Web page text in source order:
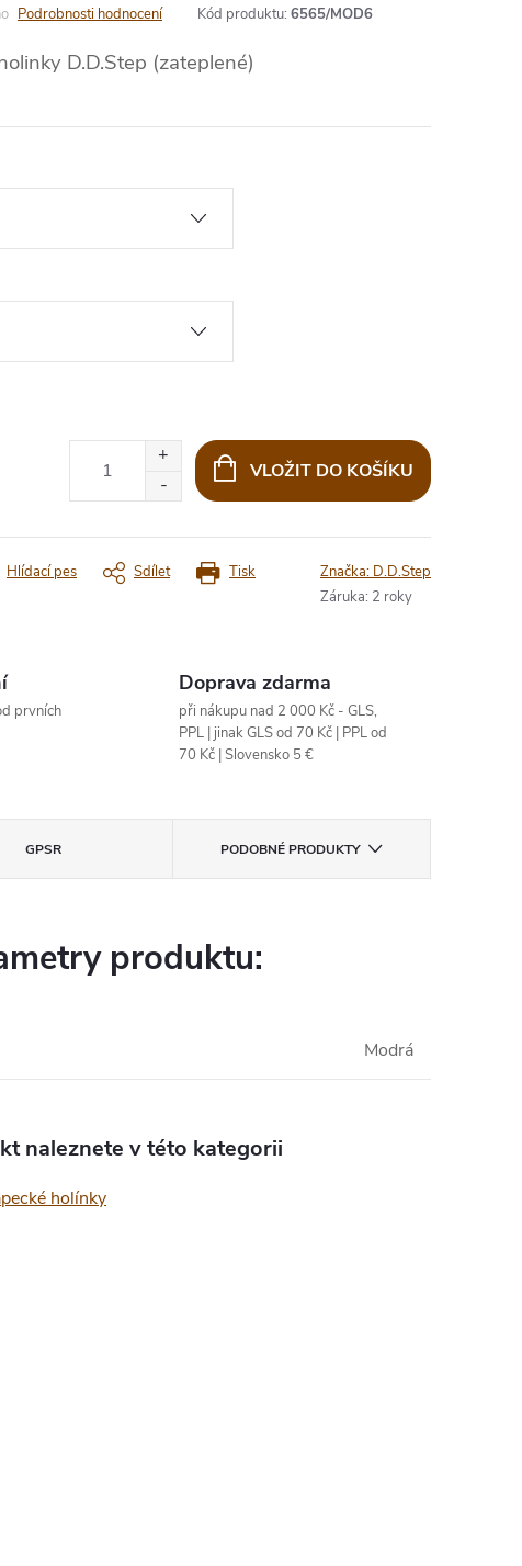
Podrobnosti hodnocení Kód produktu: 6565/MOD6
D.D.Step (zateplené)
VLOŽIT DO KOŠÍKU
Tisk
Hlídací pes Sdílet Značka: D.D.Step
Záruka: 2 roky
prvních
Doprava zdarma
při nákupu nad 2 000 Kč - GLS,
PPL | jinak GLS od 70 Kč | PPL od
70 Kč | Slovensko 5 €
GPSR PODOBNÉ PRODUKTY
produktu:
Modrá
naleznete v této kategorii
holínky